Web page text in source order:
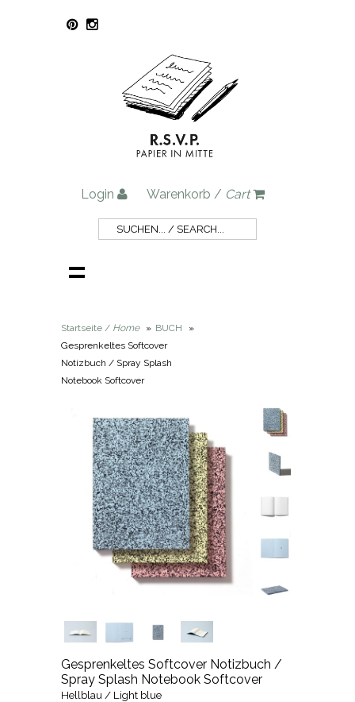
Login Warenkorb / Cart
Startseite / Home » BUCH
»
Gesprenkeltes Softcover
Notizbuch / Spray Splash
Notebook Softcover
Gesprenkeltes Softcover Notizbuch /
Spray Splash Notebook Softcover
Hellblau / Light blue